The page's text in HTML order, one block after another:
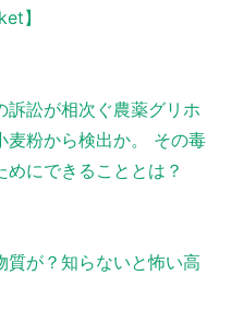
】
訴訟が相次ぐ農薬グリホ
麦粉から検出か。 その毒
にできることとは？
質が？知らないと怖い高